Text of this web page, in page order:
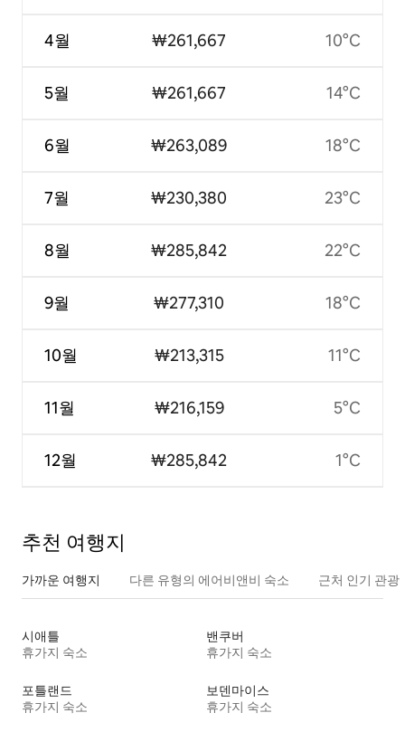
4월
5월
6월
7월
8월
9월
10월
11월
12월
₩261,667
₩261,667
₩263,089
₩230,380
₩285,842
₩277,310
₩213,315
₩216,159
₩285,842
10°C
14°C
18°C
23°C
22°C
18°C
11°C
5°C
1°C
추천 여행지
가까운 여행지 다른 유형의 에어비앤비 숙소 근처 인기 관광
시애틀
휴가지 숙소
밴쿠버
휴가지 숙소
포틀랜드
휴가지 숙소
보덴마이스
휴가지 숙소